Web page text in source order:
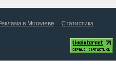
в Могилеве
Статистика